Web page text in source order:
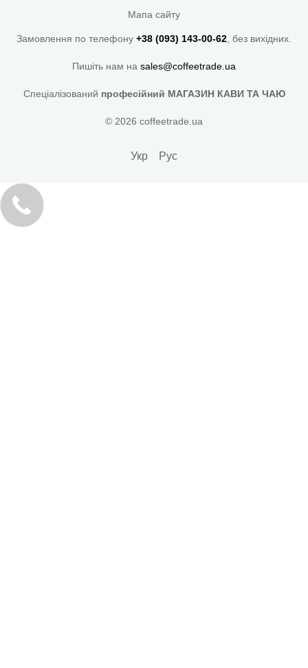
Мапа сайту
Замовлення по телефону +38 (093) 143-00-62 , без вихідних.
Пишіть нам на sales@coffeetrade.ua
Спеціалізований професійний МАГАЗИН КАВИ ТА ЧАЮ
© 2026 coffeetrade.ua
Укр Рус